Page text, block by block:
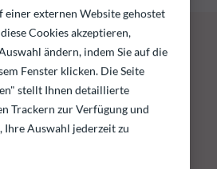
zum 03.08.2026
einer externen Website gehostet
Cookies akzeptieren,
ändern, indem Sie auf die
Fenster klicken. Die Seite
stellt Ihnen detaillierte
Trackern zur Verfügung und
Ihre Auswahl jederzeit zu